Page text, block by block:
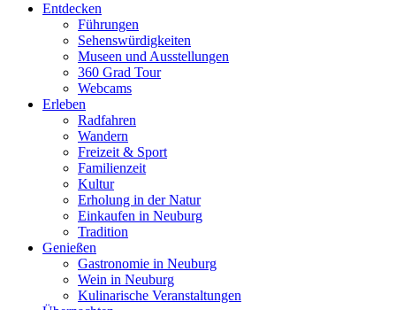
Entdecken
Führungen
Sehenswürdigkeiten
Museen und Ausstellungen
360 Grad Tour
Webcams
Erleben
Radfahren
Wandern
Freizeit & Sport
Familienzeit
Kultur
Erholung in der Natur
Einkaufen in Neuburg
Tradition
Genießen
Gastronomie in Neuburg
Wein in Neuburg
Kulinarische Veranstaltungen